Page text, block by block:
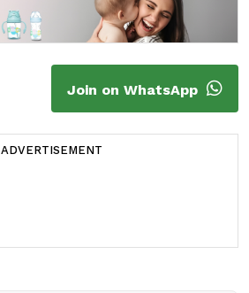
Join on WhatsApp
ADVERTISEMENT